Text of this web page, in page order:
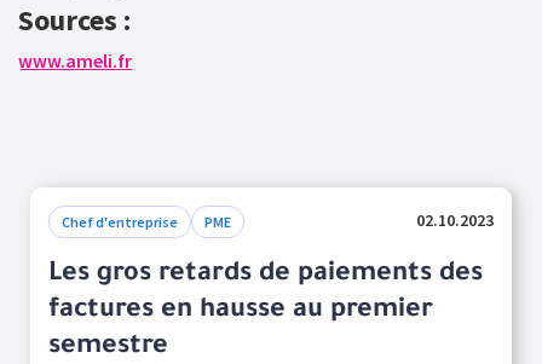
Sources :
www.ameli.fr
Chef d'entreprise PME 02.10.2023
Les gros retards de paiements des
factures en hausse au premier
semestre